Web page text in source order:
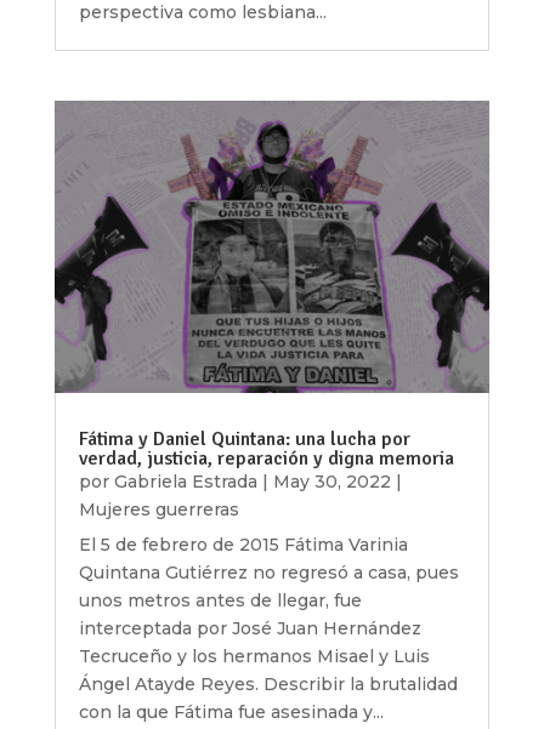
perspectiva como lesbiana...
Fátima y Daniel Quintana: una lucha por
verdad, justicia, reparación y digna memoria
por Gabriela Estrada | May 30, 2022 |
Mujeres guerreras
El 5 de febrero de 2015 Fátima Varinia
Quintana Gutiérrez no regresó a casa, pues
unos metros antes de llegar, fue
interceptada por José Juan Hernández
Tecruceño y los hermanos Misael y Luis
Ángel Atayde Reyes. Describir la brutalidad
con la que Fátima fue asesinada y...